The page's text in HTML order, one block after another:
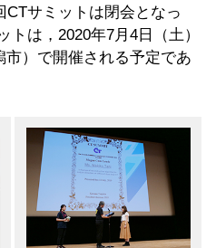
サミットは閉会となっ
トは，2020年7月4日（土）
）で開催される予定であ